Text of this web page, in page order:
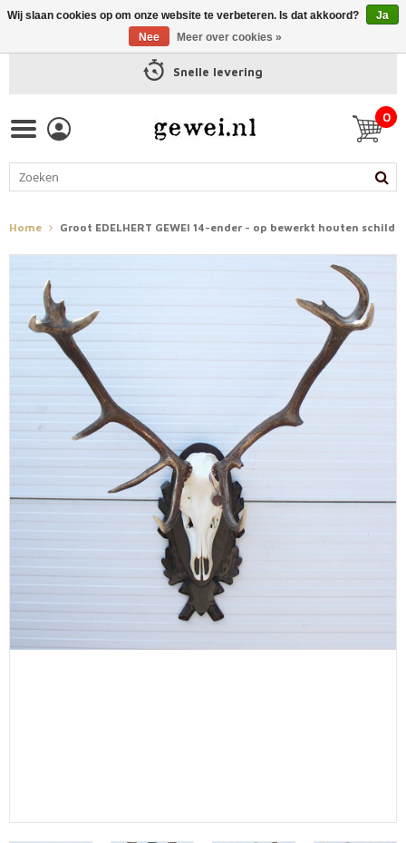
Snelle levering
0
Home Groot EDELHERT GEWEI 14-ender - op bewerkt houten schild
Wij slaan cookies op om onze website te verbeteren. Is dat akkoord?
Ja
Nee
Meer over cookies »